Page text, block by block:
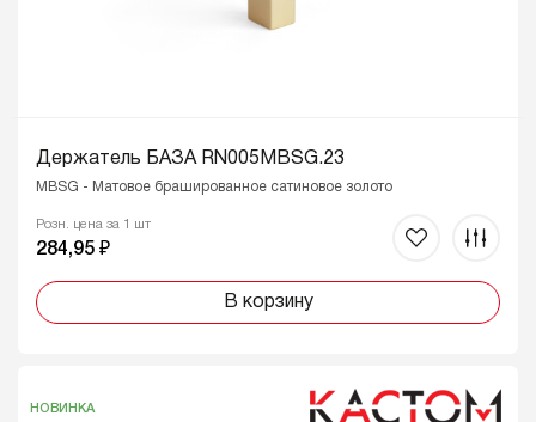
Держатель БАЗА RN005MBSG.23
MBSG - Матовое брашированное сатиновое золото
Розн. цена за 1 шт
284,95 ₽
В корзину
НОВИНКА